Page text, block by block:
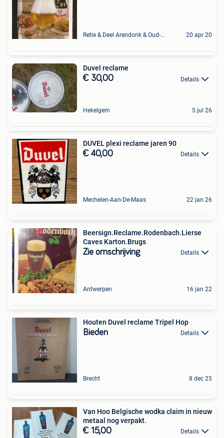
Retie & Deel Arendonk & Oud-Turnhout 20 apr 20
Duvel reclame
€ 30,00 Details
Hekelgem 5 jul 26
DUVEL plexi reclame jaren 90
€ 40,00 Details
Mechelen-Aan-De-Maas 22 jan 26
Beersign.Reclame.Rodenbach.Lierse
Caves Karton.Brugs
Zie omschrijving Details
Antwerpen 16 jan 22
Houten Duvel reclame Tripel Hop
Bieden Details
Brecht 8 dec 25
Van Hoo Belgische wodka claim in nieuw
metaal nog verpakt.
€ 15,00 Details